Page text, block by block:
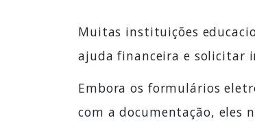
Muitas instituições
ajuda financeira e solicitar
Embora os formulários
com a documentação, eles